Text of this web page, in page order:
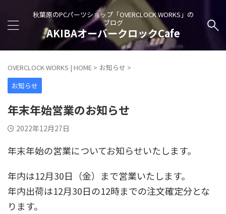
秋葉原のPCパーツショップ「OVERCLOCK WORKS」の
ブログ
AKIBAオーバークロックCafe
OVERCLOCK WORKS | HOME > お知らせ >
お知らせ
年末年始営業のお知らせ
2022年12月27日
年末年始の営業についてお知らせいたします。
年内は12月30日（金）まで営業いたします。
年内出荷は12月30日の12時までの注文確定分とな
ります。